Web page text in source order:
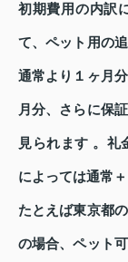
初期費用の内訳
て、ペット用の
通常より１ヶ月
月分、さらに保
見られます 。礼
によっては通常
たとえば東京都
の場合、ペット